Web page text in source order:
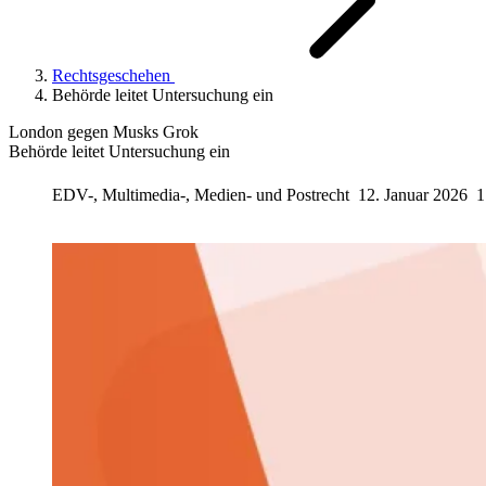
Rechtsgeschehen
Behörde leitet Untersuchung ein
London gegen Musks Grok
Behörde leitet Untersuchung ein
EDV-, Multimedia-, Medien- und Postrecht 12. Januar 2026